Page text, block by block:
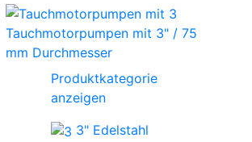
Tauchmotorpumpen mit 3" / 75
mm Durchmesser
Produktkategorie
anzeigen
3" Edelstahl